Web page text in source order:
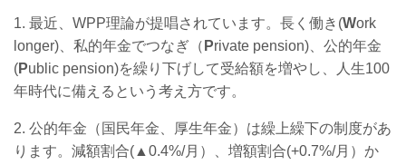
1. 最近、WPP理論が提唱されています。長く働き(Work
longer)、私的年金でつなぎ（ Private pension)、公的年金
(Public pension)を繰り下げして受給額を増やし、人生100
年時代に備えるという考え方です。
2. 公的年金（国民年金、厚生年金）は繰上繰下の制度があ
ります。減額割合( ▲ 0.4%/月）、増額割合(+0.7%/月）か